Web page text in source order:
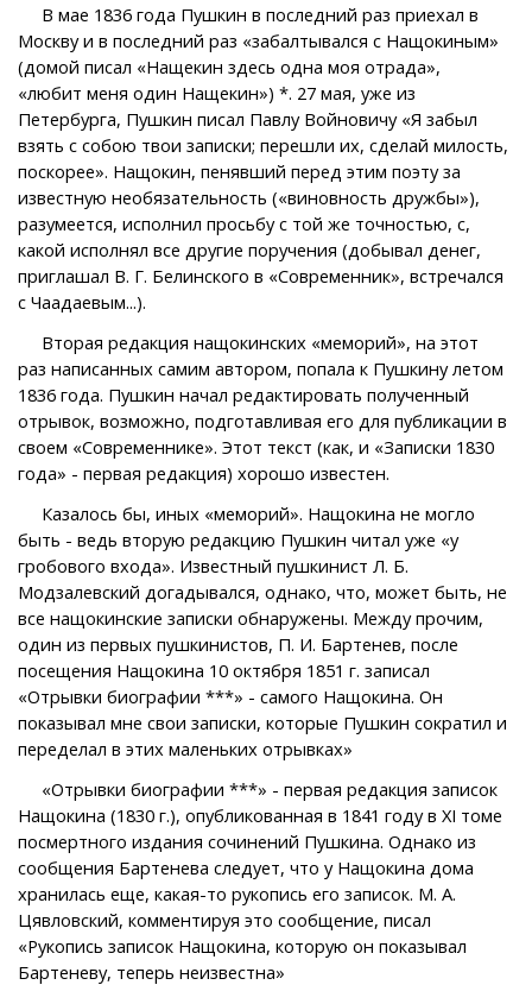
В мае 1836 года Пушкин в последний раз приехал в
Москву и в последний раз «забалтывался с Нащокиным»
(домой писал «Нащекин здесь одна моя отрада»,
«любит меня один Нащекин») *. 27 мая, уже из
Петербурга, Пушкин писал Павлу Войновичу «Я забыл
взять с собою твои записки; перешли их, сделай милость,
поскорее». Нащокин, пенявший перед этим поэту за
известную необязательность («виновность дружбы»),
разумеется, исполнил просьбу с той же точностью, с,
какой исполнял все другие поручения (добывал денег,
приглашал В. Г. Белинского в «Современник», встречался
с Чаадаевым...).
Вторая редакция нащокинских «меморий», на этот
раз написанных самим автором, попала к Пушкину летом
1836 года. Пушкин начал редактировать полученный
отрывок, возможно, подготавливая его для публикации в
своем «Современнике». Этот текст (как, и «Записки 1830
года» - первая редакция) хорошо известен.
Казалось бы, иных «меморий». Нащокина не могло
быть - ведь вторую редакцию Пушкин читал уже «у
гробового входа». Известный пушкинист Л. Б.
Модзалевский догадывался, однако, что, может быть, не
все нащокинские записки обнаружены. Между прочим,
один из первых пушкинистов, П. И. Бартенев, после
посещения Нащокина 10 октября 1851 г. записал
«Отрывки биографии ***» - самого Нащокина. Он
показывал мне свои записки, которые Пушкин сократил и
переделал в этих маленьких отрывках»
«Отрывки биографии ***» - первая редакция записок
Нащокина (1830 г.), опубликованная в 1841 году в XI томе
посмертного издания сочинений Пушкина. Однако из
сообщения Бартенева следует, что у Нащокина дома
хранилась еще, какая-то рукопись его записок. М. А.
Цявловский, комментируя это сообщение, писал
«Рукопись записок Нащокина, которую он показывал
Бартеневу, теперь неизвестна»